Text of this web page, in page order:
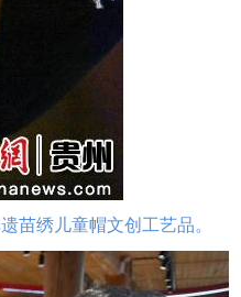
绣儿童帽文创工艺品。